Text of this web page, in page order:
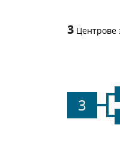
3 Центрове
3